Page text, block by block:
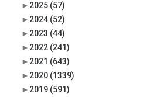
► 2025 (57)
► 2024 (52)
► 2023 (44)
► 2022 (241)
► 2021 (643)
► 2020 (1339)
► 2019 (591)